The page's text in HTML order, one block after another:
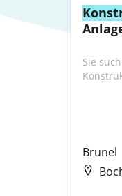
Sie
Brunel